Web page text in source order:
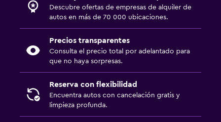
Descubre ofertas de empresas de alquiler de
autos en más de 70 000 ubicaciones.
Precios transparentes
Consulta el precio total por adelantado para
que no haya sorpresas.
Reserva con flexibilidad
Encuentra autos con cancelación gratis y
limpieza profunda.